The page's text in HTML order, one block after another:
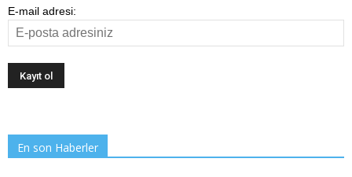
E-mail adresi:
En son Haberler